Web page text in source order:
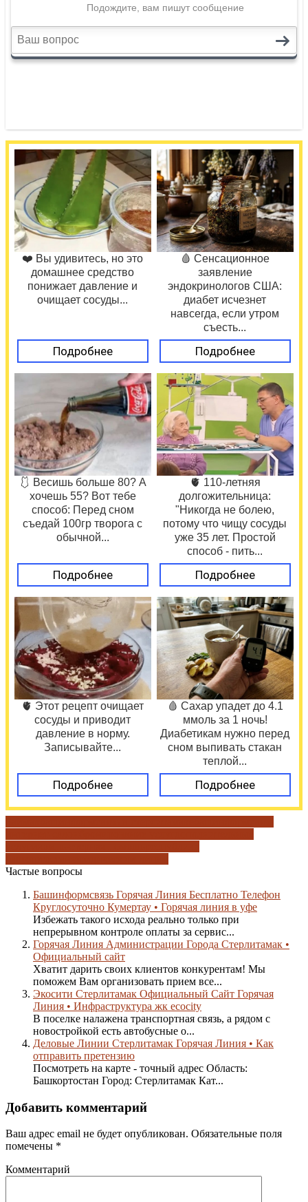
❤️ Вы удивитесь, но это
домашнее средство
понижает давление и
очищает сосуды...
Подробнее
🩸 Сенсационное
заявление
эндокринологов США:
диабет исчезнет
навсегда, если утром
съесть...
Подробнее
🩱 Весишь больше 80? А
хочешь 55? Вот тебе
способ: Перед сном
съедай 100гр творога с
обычной...
Подробнее
🫀 110-летняя
долгожительница:
"Никогда не болею,
потому что чищу сосуды
уже 35 лет. Простой
способ - пить...
Подробнее
🫀 Этот рецепт очищает
сосуды и приводит
давление в норму.
Записывайте...
Подробнее
🩸 Сахар упадет до 4.1
ммоль за 1 ночь!
Диабетикам нужно перед
сном выпивать стакан
теплой...
Подробнее
Частые вопросы
Башинформсвязь Горячая Линия Бесплатно Телефон
Круглосуточно Кумертау • Горячая линия в уфе
Избежать такого исхода реально только при
непрерывном контроле оплаты за сервис...
Горячая Линия Администрации Города Стерлитамак •
Официальный сайт
Хватит дарить своих клиентов конкурентам! Мы
поможем Вам организовать прием все...
Экосити Стерлитамак Официальный Сайт Горячая
Линия • Инфраструктура жк ecocity
В поселке налажена транспортная связь, а рядом с
новостройкой есть автобусные о...
Деловые Линии Стерлитамак Горячая Линия • Как
отправить претензию
Посмотреть на карте - точный адрес Область:
Башкортостан Город: Стерлитамак Кат...
Добавить комментарий
Ваш адрес email не будет опубликован. Обязательные поля
помечены *
Комментарий